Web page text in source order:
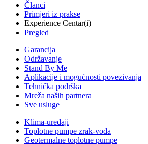
Članci
Primjeri iz prakse
Experience Centar(i)
Pregled
Garancija
Održavanje
Stand By Me
Aplikacije i mogućnosti povezivanja
Tehnička podrška
Mreža naših partnera
Sve usluge
Klima-uređaji
Toplotne pumpe zrak-voda
Geotermalne toplotne pumpe